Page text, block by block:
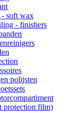
soft wax
- finishers
polijsten
protection film)